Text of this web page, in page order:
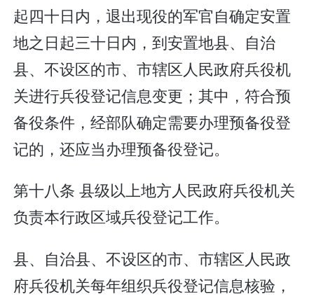
起四十日内，退出现役的军官自确定安置
地之日起三十日内，到安置地县、自治
县、不设区的市、市辖区人民政府兵役机
关进行兵役登记信息变更；其中，符合预
备役条件，经部队确定需要办理预备役登
记的，还应当办理预备役登记。
第十八条 县级以上地方人民政府兵役机关
负责本行政区域兵役登记工作。
县、自治县、不设区的市、市辖区人民政
府兵役机关每年组织兵役登记信息核验，